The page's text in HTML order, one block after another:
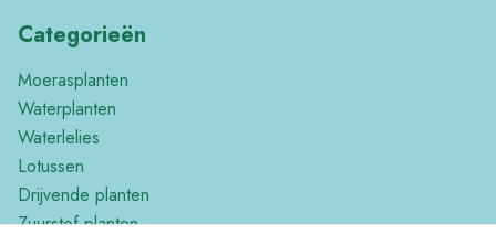
Categorieën
Moerasplanten
Waterplanten
Waterlelies
Lotussen
Drijvende planten
Zuurstof planten